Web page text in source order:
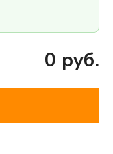
0 руб.